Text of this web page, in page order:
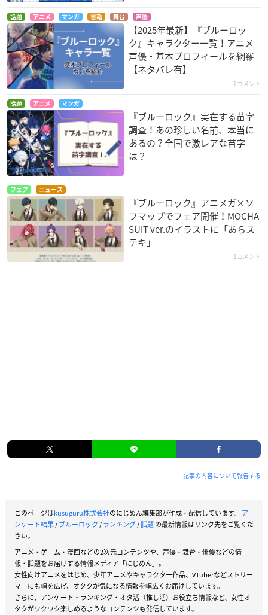
話題 アニメ マンガ 書籍 舞台 声優
【2025年最新】『ブルーロッ
ク』キャラクター一覧！アニメ
声優・基本プロフィールを網羅
【ネタバレ有】
1コメント
話題 アニメ マンガ
『ブルーロック』実在する苗字
調査！あの珍しい名前、本当に
あるの？全国で激レアな苗字
は？
フェア ニュース
『ブルーロック』アニメガ×ソ
フマップでフェア開催！MOCHA
SUIT ver.のイラストに「あらス
テキ」
1コメント
記事の内容について報告する
このページはkusuguru株式会社のにじめん編集部が作成・配信しています。 ア
ンケート結果/ブルーロック/ランキング/話題の最新情報はリンク先をご覧くだ
さい。
アニメ・ゲーム・漫画などの2次元コンテンツや、声優・舞台・俳優などの情
報・話題をお届けする情報メディア「にじめん」。
女性向けアニメをはじめ、少年アニメやキャラクター作品、VTuberなどストリー
マーにも幅を広げ、オタクが気になる情報を幅広くお届けしています。
さらに、アンケート・ランキング・オタ活（推し活）お役立ち情報など、女性オ
タクがワクワク楽しめるようなコンテンツも発信しています。